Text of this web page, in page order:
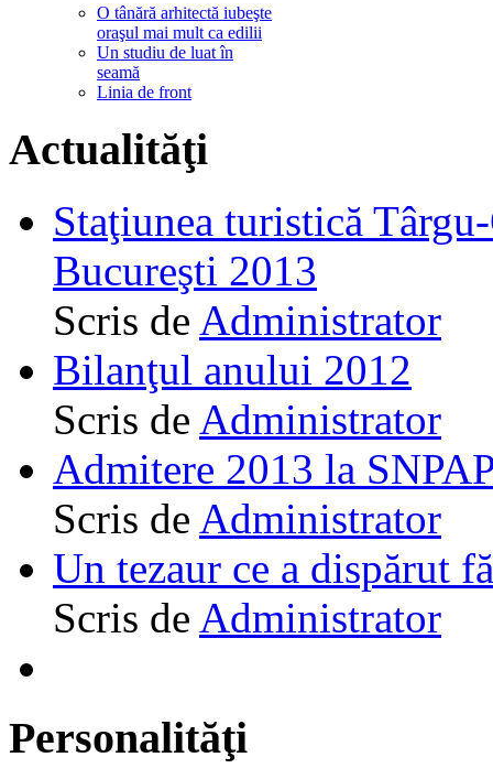
O tânără arhitectă iubeşte
oraşul mai mult ca edilii
Un studiu de luat în
seamă
Linia de front
Actualităţi
Staţiunea turistică
Bucureşti 2013
Scris de Administrator
Bilanţul anului 2012
Scris de Administrator
Admitere 2013 la
Scris de Administrator
Un tezaur ce a dispărut
Scris de Administrator
Personalităţi